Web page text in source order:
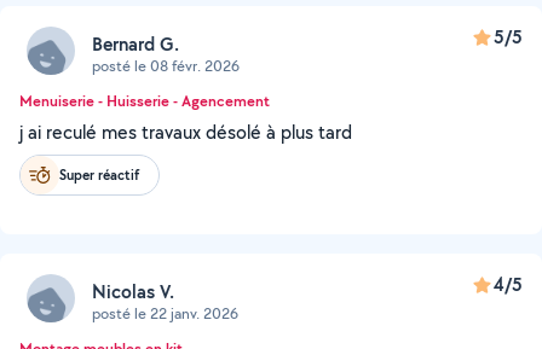
Bernard G.
posté le 08 févr. 2026
5/5
Menuiserie - Huisserie - Agencement
j ai reculé mes travaux désolé à plus tard
Super réactif
Nicolas V.
posté le 22 janv. 2026
4/5